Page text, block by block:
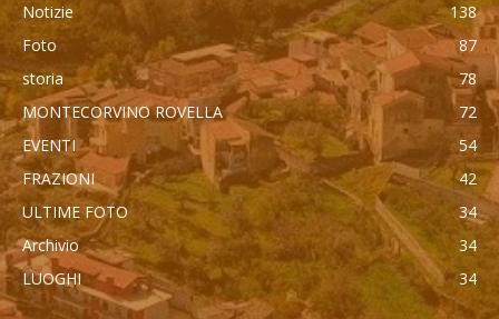
Notizie
138
Foto
87
storia
78
MONTECORVINO ROVELLA
72
EVENTI
54
FRAZIONI
42
ULTIME FOTO
34
Archivio
34
LUOGHI
34